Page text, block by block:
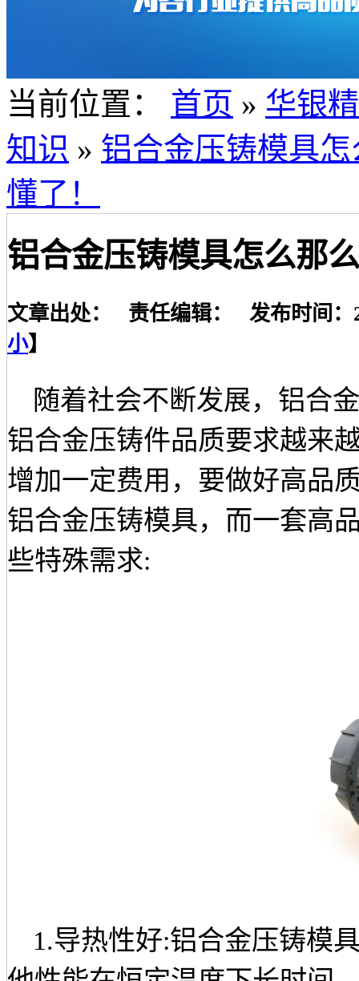
当前位置： 首页 » 华银
知识 » 铝合金压铸模具
懂了！
铝合金压铸模具怎么那
文章出处： 责任编辑： 发布时间：
小】
随着社会不断发展，铝合
铝合金压铸件品质要求越来
增加一定费用，要做好高品
铝合金压铸模具，而一套高
些特殊需求:
1.导热性好:铝合金压铸模